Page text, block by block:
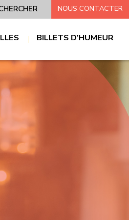
NOUS CONTACTER
BILLETS D’HUMEUR